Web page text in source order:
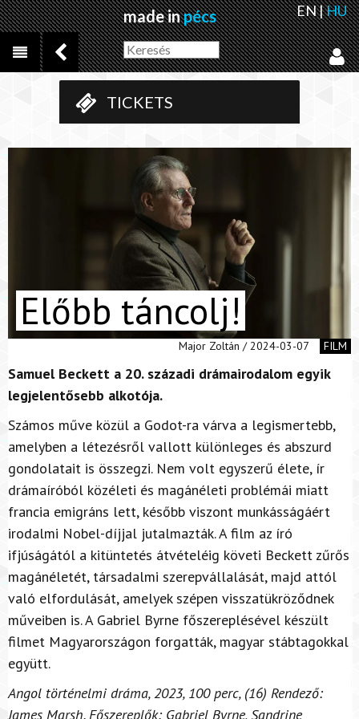
made inpécs EN|HU
TICKETS
Előbb táncolj!
Major Zoltán / 2024-03-07 FILM
Samuel Beckett a 20. századi drámairodalom egyik
legjelentősebb alkotója.
Számos műve közül a Godot-ra várva a legismertebb,
amelyben a létezésről vallott különleges és abszurd
gondolatait is összegzi. Nem volt egyszerű élete, ír
drámaíróból közéleti és magánéleti problémái miatt
francia emigráns lett, később viszont munkásságáért
irodalmi Nobel-díjjal jutalmazták. A film az író
ifjúságától a kitüntetés átvételéig követi Beckett zűrős
magánéletét, társadalmi szerepvállalását, majd attól
való elfordulását, amelyek szépen visszatükröződnek
műveiben is. A Gabriel Byrne főszereplésével készült
filmet Magyarországon forgatták, magyar stábtagokkal
együtt.
Angol történelmi dráma, 2023, 100 perc, (16) Rendező:
James Marsh. Főszereplők: Gabriel Byrne, Sandrine